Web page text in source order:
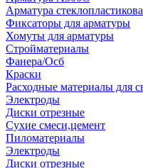
Арматура
Фиксаторы для арматуры
Хомуты для арматуры
Стройматериалы
Фанера/Осб
Краски
Расходные материалы для
Электроды
Диски отрезные
Сухие смеси,цемент
Пиломатериалы
Электроды
Диски отрезные